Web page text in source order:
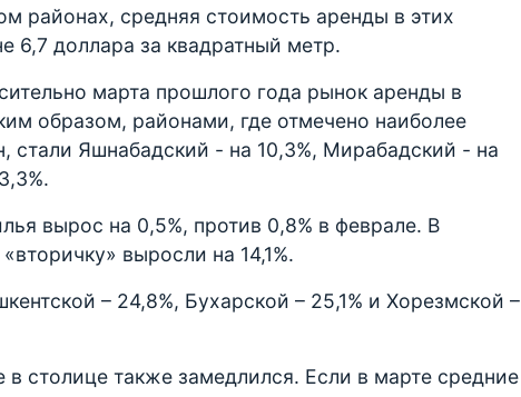
районах, средняя стоимость аренды в этих
6,7 доллара за квадратный метр.
марта прошлого года рынок аренды в
образом, районами, где отмечено наиболее
стали Яшнабадский - на 10,3%, Мирабадский - на
вырос на 0,5%, против 0,8% в феврале. В
выросли на 14,1%.
– 24,8%, Бухарской – 25,1% и Хорезмской –
столице также замедлился. Если в марте средние